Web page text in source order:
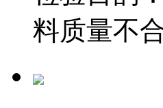
料质量不